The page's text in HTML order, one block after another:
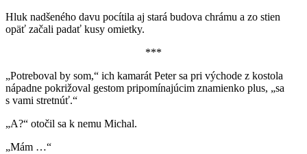
Hluk nadšeného davu pocítila aj stará budova chrámu a zo stien
opäť začali padať kusy omietky.
***
„Potreboval by som,“ ich kamarát Peter sa pri východe z kostola
nápadne pokrižoval gestom pripomínajúcim znamienko plus, „sa
s vami stretnúť.“
„A?“ otočil sa k nemu Michal.
„Mám …“